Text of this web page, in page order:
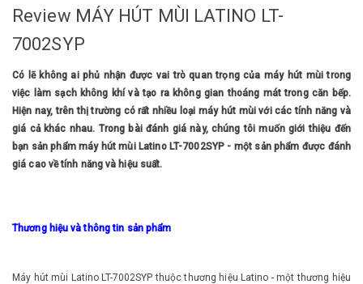
Review MÁY HÚT MÙI LATINO LT-
7002SYP
Có lẽ không ai phủ nhận được vai trò quan trọng của máy hút mùi trong
việc làm sạch không khí và tạo ra không gian thoáng mát trong căn bếp.
Hiện nay, trên thị trường có rất nhiều loại máy hút mùi với các tính năng và
giá cả khác nhau. Trong bài đánh giá này, chúng tôi muốn giới thiệu đến
bạn sản phẩm máy hút mùi Latino LT-7002SYP - một sản phẩm được đánh
giá cao về tính năng và hiệu suất.
Thương hiệu và thông tin sản phẩm
Máy hút mùi Latino LT-7002SYP thuộc thương hiệu Latino - một thương hiệu